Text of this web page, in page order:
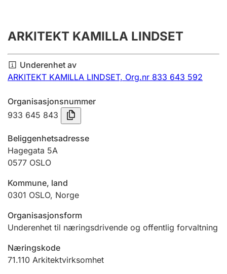
Årsregnskap
Innsending og forsinkelsesgebyr
Tinglysing
Jeger
Betaling og jegeravgiftskort
Ektepaktveileder
ARKITEKT KAMILLA LINDSET
Underenhet av
ARKITEKT KAMILLA LINDSET, Org.nr 833 643 592
Organisasjonsnummer
933 645 843
Beliggenhetsadresse
Hagegata 5A
0577 OSLO
Kommune, land
0301 OSLO, Norge
Organisasjonsform
Underenhet til næringsdrivende og offentlig forvaltning
Næringskode
71.110 Arkitektvirksomhet